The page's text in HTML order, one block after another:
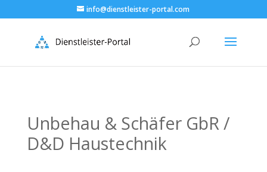
info@dienstleister-portal.com
Unbehau & Schäfer GbR /
D&D Haustechnik